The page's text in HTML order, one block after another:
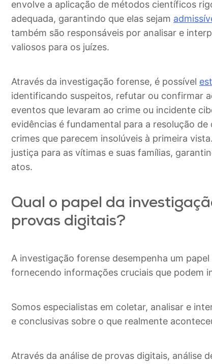
envolve a aplicação de métodos científicos
adequada, garantindo que elas sejam
também são responsáveis por analisar e
valiosos para os juízes.
Através da investigação forense, é possível
identificando suspeitos, refutar ou confirmar
eventos que levaram ao crime ou incidente
evidências é fundamental para a resolução
crimes que parecem insolúveis à primeira
justiça para as vítimas e suas famílias,
atos.
Qual o papel da
provas digitais?
A investigação forense desempenha um
fornecendo informações cruciais que podem
Somos especialistas em coletar, analisar e
e conclusivas sobre o que realmente
Através da análise de provas digitais, análise